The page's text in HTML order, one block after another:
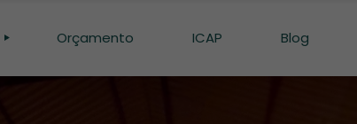
Orçamento ICAP Blog